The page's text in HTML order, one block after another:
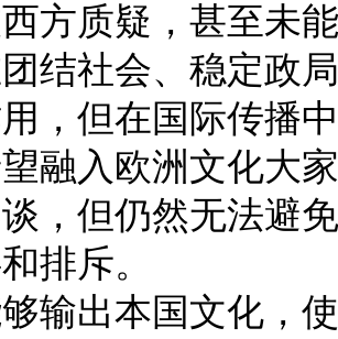
方质疑，甚至未
结社会、稳定政
，但在国际传播
融入欧洲文化大
，但仍然无法避
排斥。
出本国文化，使